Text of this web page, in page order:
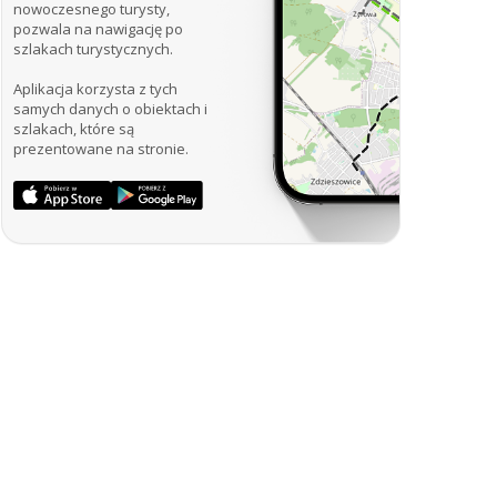
nowoczesnego turysty,
pozwala na nawigację po
szlakach turystycznych.
Aplikacja korzysta z tych
samych danych o obiektach i
szlakach, które są
prezentowane na stronie.